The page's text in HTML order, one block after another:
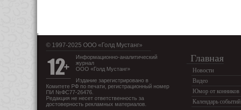
© 1997-2025 OOO «Голд Мустанг»
Информационно-аналитический
журнал
ООО «Голд Мустанг»
Издание зарегистрировано в
Комитете РФ по печати, регистрационный номер
ПИ №ФС77-26476.
Редакция не несет ответственность за
достоверность рекламных материалов.
Главная
Новости
Видео
Юмор от конников
Календарь событий